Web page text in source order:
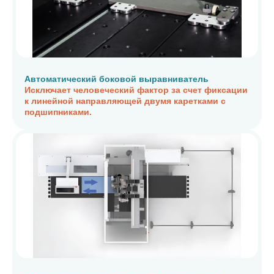
Автоматический боковой выравниватель
Исключает человеческий фактор за счет фиксации
к линейной направляющей двумя каретками с
подшипниками.